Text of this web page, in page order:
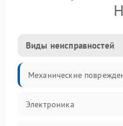
Виды неисправностей
Механические
Электроника